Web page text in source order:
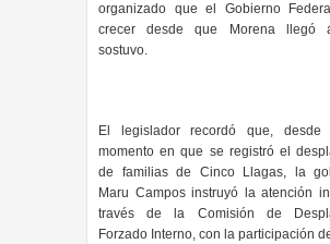
organizado que el Gobierno
crecer desde que Morena llegó
sostuvo.
El legislador recordó que, desde
momento en que se registró el
de familias de Cinco Llagas, la
Maru Campos instruyó la atención
través de la Comisión de
Forzado Interno, con la participación